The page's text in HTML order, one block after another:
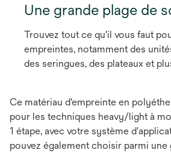
Une grande plage de
Trouvez tout ce qu'il vous faut
empreintes, notamment des
des seringues, des plateaux et
Ce matériau d'empreinte en
pour les techniques heavy/light à
1 étape, avec votre système
pouvez également choisir parmi une